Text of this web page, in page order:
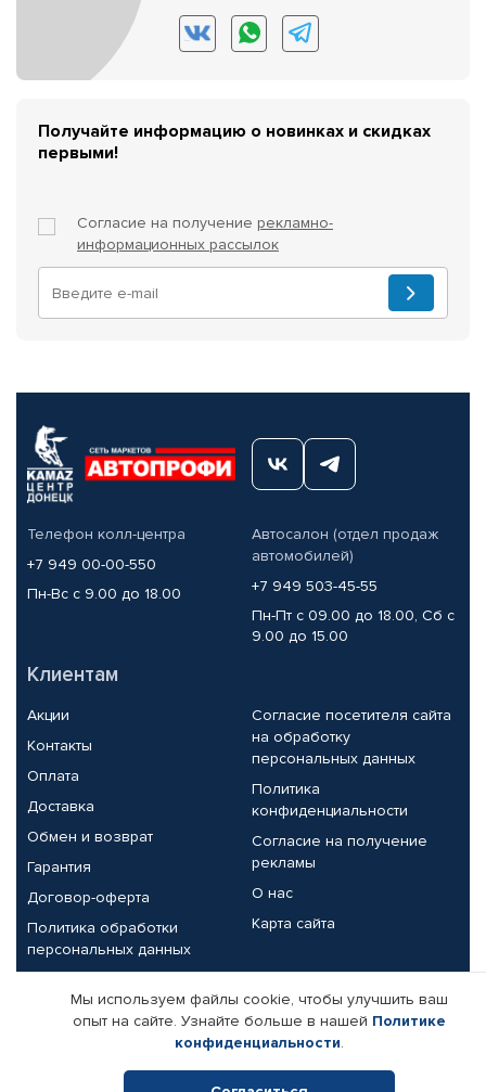
Получайте информацию о новинках и скидках
первыми!
Согласие на получение рекламно-
информационных рассылок
Телефон колл-центра
+7 949 00-00-550
Пн-Вс с 9.00 до 18.00
Автосалон (отдел продаж
автомобилей)
+7 949 503-45-55
Пн-Пт с 09.00 до 18.00, Сб с
9.00 до 15.00
Клиентам
Акции
Контакты
Оплата
Доставка
Обмен и возврат
Гарантия
Договор-оферта
Политика обработки
персональных данных
Согласие посетителя сайта
на обработку
персональных данных
Политика
конфиденциальности
Согласие на получение
рекламы
О нас
Карта сайта
Партнерам
Корпоративным клиентам
Поставщикам
Реквизиты компании
Мы используем файлы cookie, чтобы улучшить ваш
опыт на сайте. Узнайте больше в нашей Политике
конфиденциальности.